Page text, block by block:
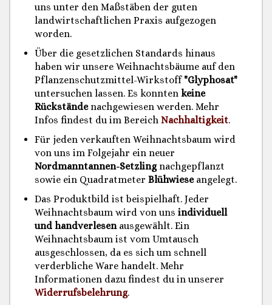
uns unter den Maßstäben der guten
landwirtschaftlichen Praxis aufgezogen
worden.
Über die gesetzlichen Standards hinaus
haben wir unsere Weihnachtsbäume auf den
Pflanzenschutzmittel-Wirkstoff "Glyphosat"
untersuchen lassen. Es konnten keine
Rückständenachgewiesen werden. Mehr
Infos findest du im Bereich Nachhaltigkeit.
Für jeden verkauften Weihnachtsbaum wird
von uns im Folgejahr ein neuer
Nordmanntannen-Setzlingnachgepflanzt
sowie ein Quadratmeter Blühwieseangelegt.
Das Produktbild ist beispielhaft. Jeder
Weihnachtsbaum wird von uns individuell
und handverlesenausgewählt. Ein
Weihnachtsbaum ist vom Umtausch
ausgeschlossen, da es sich um schnell
verderbliche Ware handelt. Mehr
Informationen dazu findest du in unserer
Widerrufsbelehrung.